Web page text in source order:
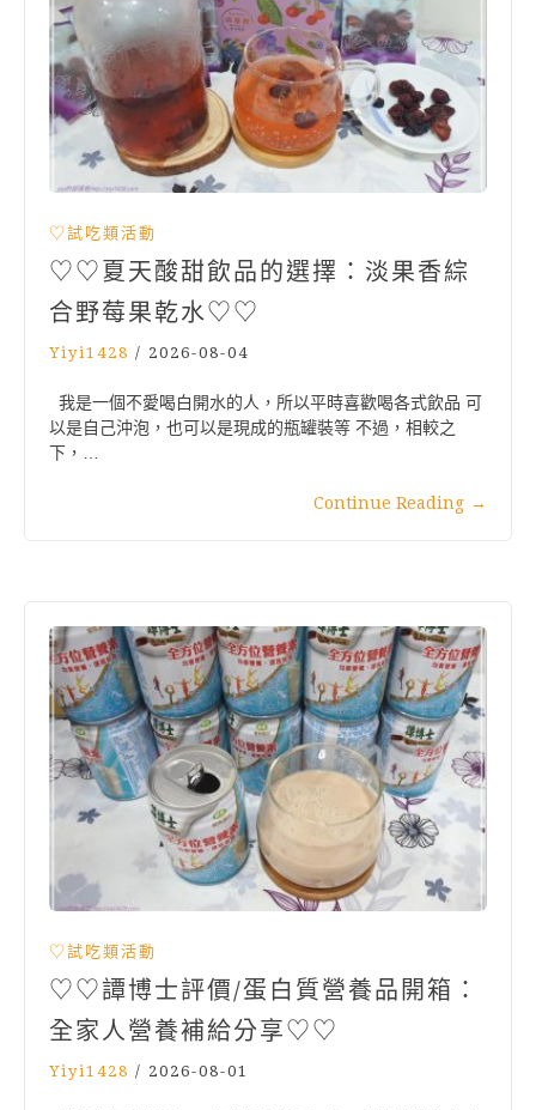
♡試吃類活動
♡♡夏天酸甜飲品的選擇：淡果香綜
合野莓果乾水♡♡
Yiyi1428 / 2026-08-04
我是一個不愛喝白開水的人，所以平時喜歡喝各式飲品 可
以是自己沖泡，也可以是現成的瓶罐裝等 不過，相較之
下，…
Continue Reading →
♡試吃類活動
♡♡譚博士評價/蛋白質營養品開箱：
全家人營養補給分享♡♡
Yiyi1428 / 2026-08-01